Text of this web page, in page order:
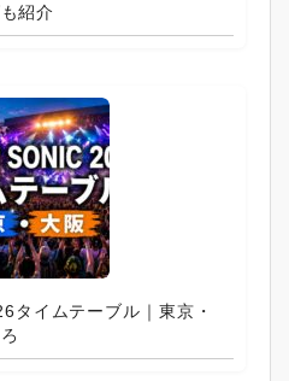
紹介
タイムテーブル｜東京・